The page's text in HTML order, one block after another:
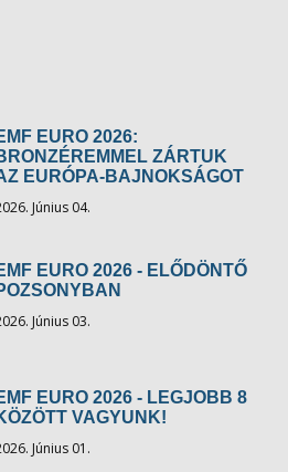
EURO 2026:
ZÁRTUK
EURÓPA-BAJNOKSÁGOT
Június 04.
EURO 2026 - ELŐDÖNTŐ
Június 03.
EURO 2026 - LEGJOBB 8
VAGYUNK!
Június 01.